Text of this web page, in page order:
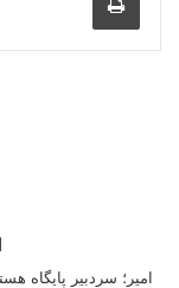
امیر؛ سردبیر پایگاه